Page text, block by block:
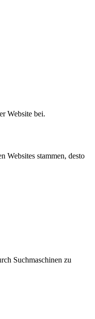
Website bei.
Websites stammen, desto
Suchmaschinen zu